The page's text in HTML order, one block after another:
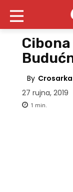
By Crosarka
27 rujna, 2019
1 min.